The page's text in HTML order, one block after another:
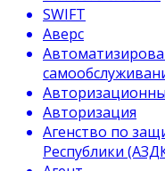
SWIFT
Аверс
Авторизация
Агенство по
Республики